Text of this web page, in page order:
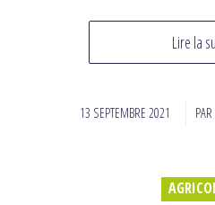
Lire la
13 SEPTEMBRE 2021
/ PAR